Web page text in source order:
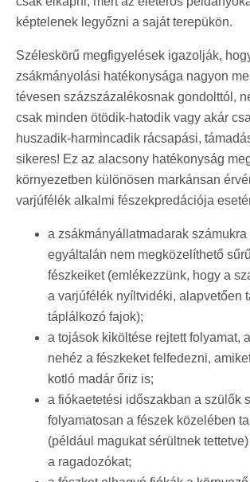
képtelenek legyőzni a saját terepükön.
Széleskörű megfigyelések igazolják,
zsákmányolási hatékonysága nagyon
tévesen százszázalékosnak gondolttól,
csak minden ötödik-hatodik vagy akár
huszadik-harmincadik rácsapási,
sikeres! Ez az alacsony hatékonyság
környezetben különösen markánsan
varjúfélék alkalmi fészekpredációja
a zsákmányállatmadarak
egyáltalán nem megközelíthető
fészkeiket (emlékezzünk, hogy a
a varjúfélék nyíltvidéki, alapvetően
táplálkozó fajok);
a tojások kiköltése rejtett folyamat,
nehéz a fészkeket felfedezni,
kotló madár őriz is;
a fiókaetetési időszakban a szülők
folyamatosan a fészek közelében
(például magukat sérültnek
a ragadozókat;